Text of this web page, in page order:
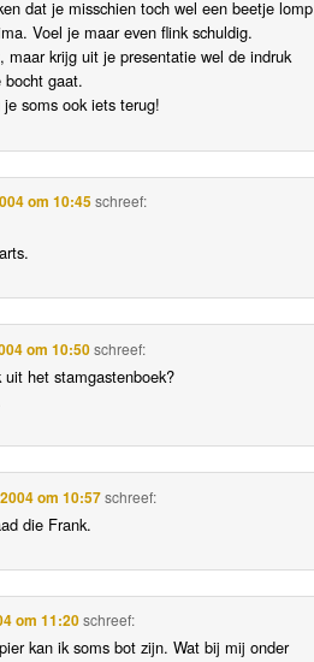
dat je misschien toch wel een beetje lomp
Voel je maar even flink schuldig.
krijg uit je presentatie wel de indruk
bocht gaat.
soms ook iets terug!
om 10:45schreef:
om 10:50schreef:
het stamgastenboek?
om 10:57schreef:
die Frank.
om 11:20schreef:
kan ik soms bot zijn. Wat bij mij onder